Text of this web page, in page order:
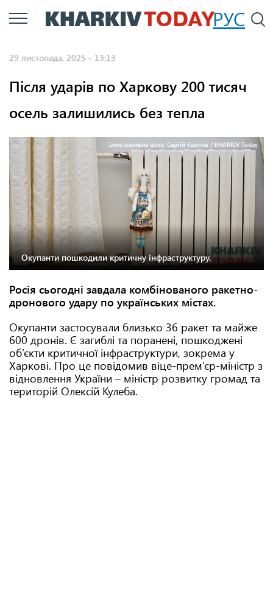
Перейти
до
РУС
29 листопада, 2025 - 13:13
Після ударів по Харкову 200 тисяч
осель залишились без тепла
Ілюстративне фото: Сергій Козлов / KHARKIV Today
Окупанти пошкодили критичну інфраструктуру.
Росія сьогодні завдала комбінованого ракетно-
дронового удару по українських містах.
Окупанти застосували близько 36 ракет та майже
600 дронів. Є загиблі та поранені, пошкоджені
об’єкти критичної інфраструктури, зокрема у
Харкові. Про це повідомив віце-прем’єр-міністр з
відновлення України – міністр розвитку громад та
територій Олексій Кулеба.